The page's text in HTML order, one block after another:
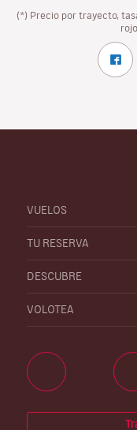
(*) Precio por trayecto,
VUELOS
TU RESERVA
DESCUBRE
VOLOTEA